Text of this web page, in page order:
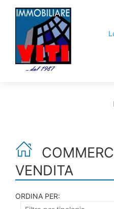
VENDITA
ORDINA PER: